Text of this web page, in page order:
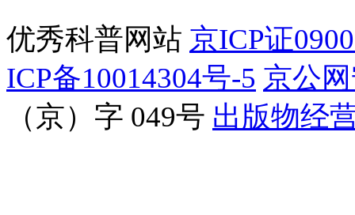
优秀科普网站 京ICP证
ICP备10014304号-5 京公
（京）字 049号 出版物经